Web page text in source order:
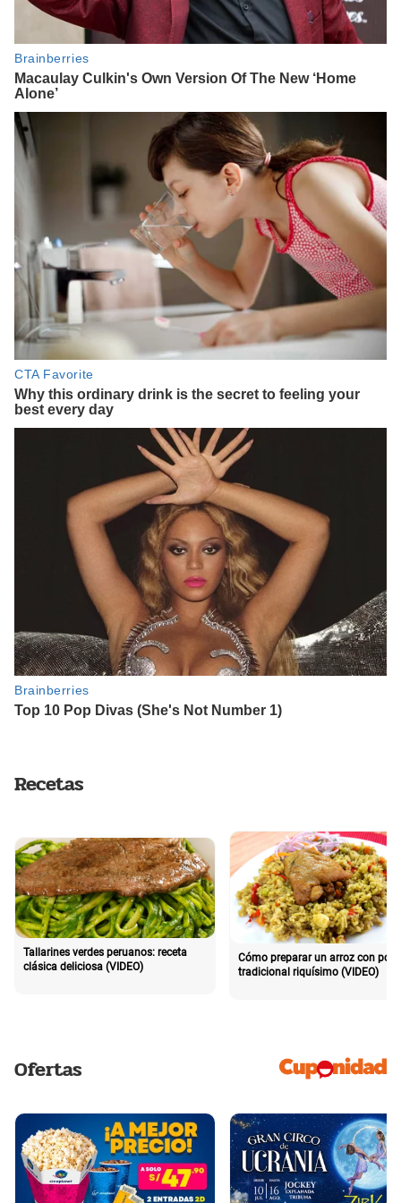
Recetas
Tallarines verdes peruanos: receta
clásica deliciosa (VIDEO)
Cómo preparar un arroz con pollo
tradicional riquísimo (VIDEO)
Ofertas